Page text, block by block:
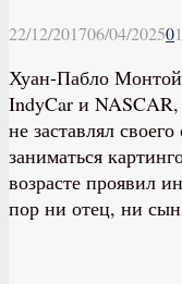
22/12/201706/04/20250
Хуан-Пабло
IndyCar и NASCAR,
не заставлял
заниматься
возрасте проявил
пор ни отец, ни